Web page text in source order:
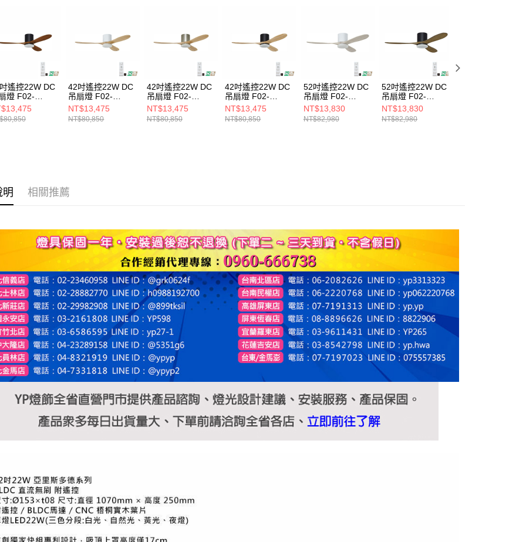
動。
遙控22W DC
燈 F02-
42吋遙控22W DC
吊扇燈 F02-
24101DA
NT$13,475
NT$80,850
42吋遙控22W DC
吊扇燈 F02-
24101EA
NT$13,475
NT$80,850
42吋遙控22W DC
吊扇燈 F02-
24101CA
NT$13,475
NT$80,850
52吋遙控22W DC
吊扇燈 F02-
24101G
NT$13,830
NT$82,980
52吋遙控22W DC
吊扇燈 F02-
24101K
NT$13,830
NT$82,980
明 相關推薦